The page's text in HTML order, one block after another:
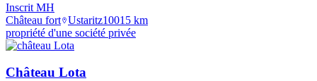
Inscrit MH
Château fort Ustaritz1001 5 km
propriété d'une société privée
Château Lota